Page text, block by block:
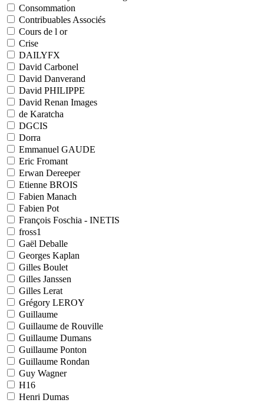
Consommation
Contribuables Associés
Cours de l or
Crise
DAILYFX
David Carbonel
David Danverand
David PHILIPPE
David Renan Images
de Karatcha
DGCIS
Dorra
Emmanuel GAUDE
Eric Fromant
Erwan Dereeper
Etienne BROIS
Fabien Manach
Fabien Pot
François Foschia - INETIS
fross1
Gaël Deballe
Georges Kaplan
Gilles Boulet
Gilles Janssen
Gilles Lerat
Grégory LEROY
Guillaume
Guillaume de Rouville
Guillaume Dumans
Guillaume Ponton
Guillaume Rondan
Guy Wagner
H16
Henri Dumas